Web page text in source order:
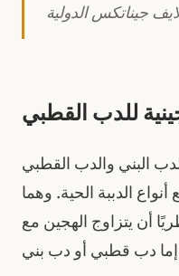
جيناتكس الدولية
للدب القطبي
البني والدب القطبي
الدببة الحية. وهما
أن يتزاوج الهجين مع